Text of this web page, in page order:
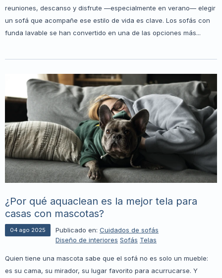
reuniones, descanso y disfrute —especialmente en verano— elegir
un sofá que acompañe ese estilo de vida es clave. Los sofás con
funda lavable se han convertido en una de las opciones más...
¿Por qué aquaclean es la mejor tela para
casas con mascotas?
04 ago 2025 Publicado en: Cuidados de sofás
Diseño de interiores Sofás Telas
Quien tiene una mascota sabe que el sofá no es solo un mueble:
es su cama, su mirador, su lugar favorito para acurrucarse. Y